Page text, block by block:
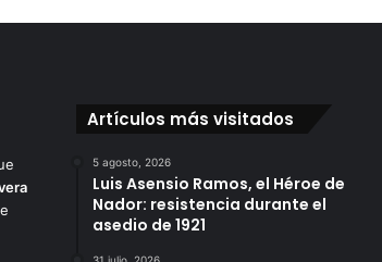
Artículos más visitados
5 agosto, 2026
Luis Asensio Ramos, el Héroe de
Nador: resistencia durante el
asedio de 1921
31 julio, 2026